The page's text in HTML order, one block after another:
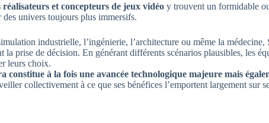
réalisateurs et concepteurs de jeux vidéo y trouvent un formidable
univers toujours plus immersifs.
industrielle, l’ingénierie, l’architecture ou même la médecine,
la prise de décision. En générant différents scénarios plausibles, les
leurs choix.
constitue à la fois une avancée technologique majeure mais
collectivement à ce que ses bénéfices l’emportent largement sur